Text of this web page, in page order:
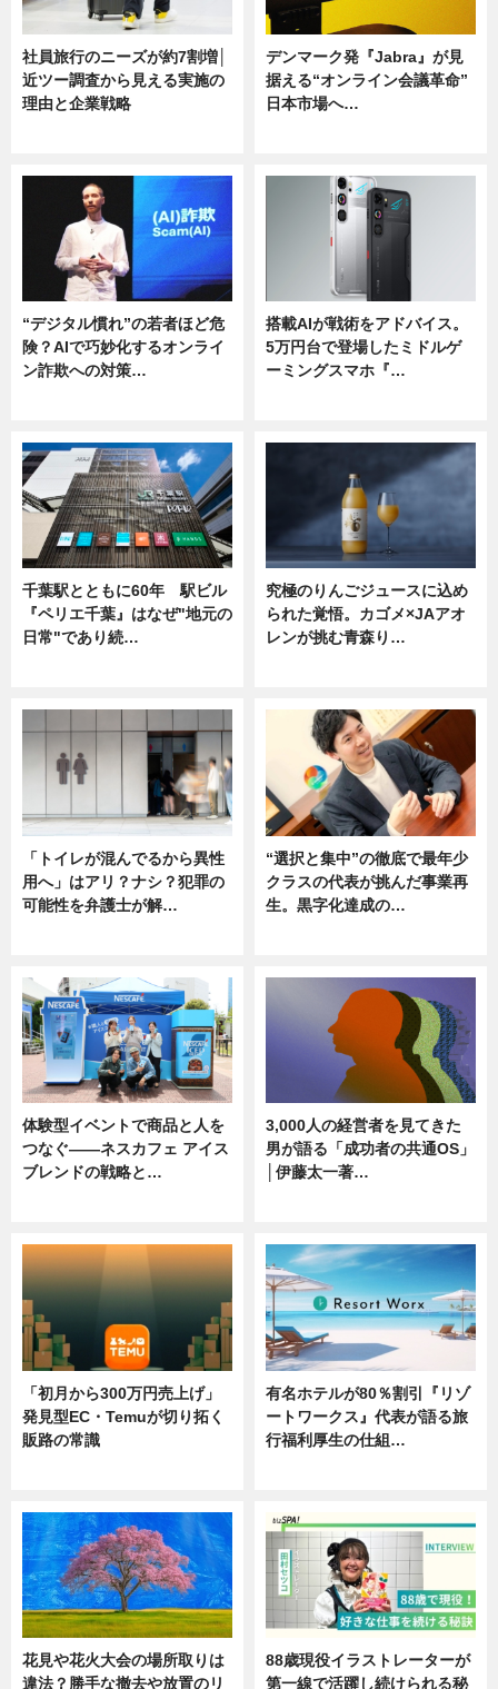
社員旅行のニーズが約7割増│
近ツー調査から見える実施の
理由と企業戦略
デンマーク発『Jabra』が見
据える“オンライン会議革命”
日本市場へ…
“デジタル慣れ”の若者ほど危
険？AIで巧妙化するオンライ
ン詐欺への対策…
搭載AIが戦術をアドバイス。
5万円台で登場したミドルゲ
ーミングスマホ『…
千葉駅とともに60年 駅ビル
『ペリエ千葉』はなぜ"地元の
日常"であり続…
究極のりんごジュースに込め
られた覚悟。カゴメ×JAアオ
レンが挑む青森り…
「トイレが混んでるから異性
用へ」はアリ？ナシ？犯罪の
可能性を弁護士が解…
“選択と集中”の徹底で最年少
クラスの代表が挑んだ事業再
生。黒字化達成の…
体験型イベントで商品と人を
つなぐ――ネスカフェ アイス
ブレンドの戦略と…
3,000人の経営者を見てきた
男が語る「成功者の共通OS」
│伊藤太一著…
「初月から300万円売上げ」
発見型EC・Temuが切り拓く
販路の常識
有名ホテルが80％割引『リゾ
ートワークス』代表が語る旅
行福利厚生の仕組…
花見や花火大会の場所取りは
違法？勝手な撤去や放置のリ
88歳現役イラストレーターが
第一線で活躍し続けられる秘